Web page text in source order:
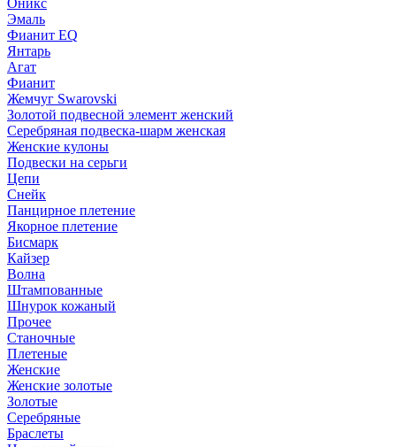
Оникс
Эмаль
Фианит EQ
Янтарь
Агат
Фианит
Жемчуг Swarovski
Золотой подвесной элемент женcкий
Серебряная подвеска-шарм женская
Женские кулоны
Подвески на серьги
Цепи
Снейк
Панцирное плетение
Якорное плетение
Бисмарк
Кайзер
Волна
Штампованные
Шнурок кожаный
Прочее
Станочные
Плетеные
Женские
Женские золотые
Золотые
Серебряные
Браслеты